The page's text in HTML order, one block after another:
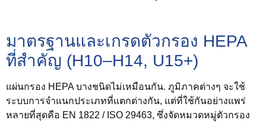
มาตรฐานและเกรดตัวกรอง HEPA
ที่สำคัญ (H10–H14, U15+)
แผ่นกรอง HEPA บางชนิดไม่เหมือนกัน. ภูมิภาคต่างๆ จะใช้
ระบบการจำแนกประเภทที่แตกต่างกัน, แต่ที่ใช้กันอย่างแพร่
หลายที่สุดคือ EN 1822 / ISO 29463, ซึ่งจัดหมวดหมู่ตัวกรอง